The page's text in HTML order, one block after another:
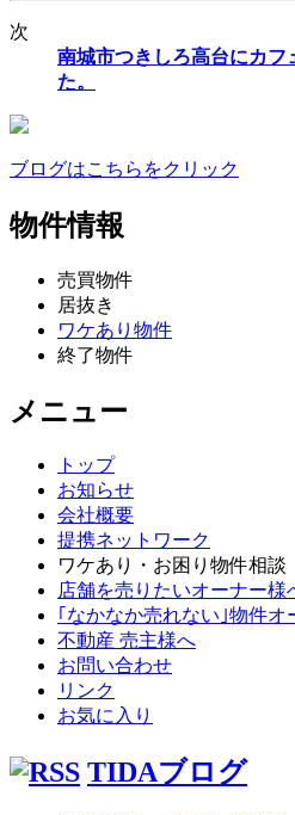
次
南城市つきしろ高台にカフ
た。
ブログはこちらをクリック
物件情報
売買物件
居抜き
ワケあり物件
終了物件
メニュー
トップ
お知らせ
会社概要
提携ネットワーク
ワケあり・お困り物件相談
店舗を売りたいオーナー様
｢なかなか売れない｣物件オ
不動産 売主様へ
お問い合わせ
リンク
お気に入り
TIDAブログ